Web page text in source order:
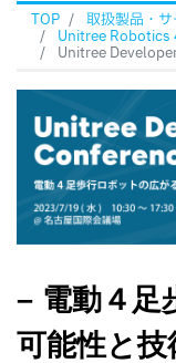
TOP 取扱製品・
Unitree Robotics
Unitree
– 電動４足
可能性と技